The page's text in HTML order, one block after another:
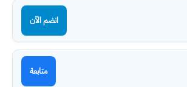
انضم الآن
متابعة